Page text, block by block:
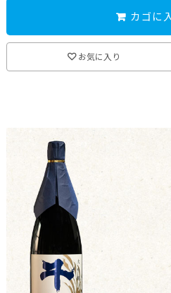
カゴに
お気に入り